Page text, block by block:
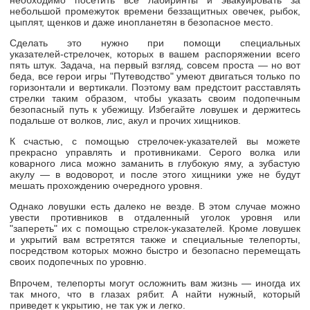
небольшой промежуток времени беззащитных овечек, рыбок,
цыплят, щенков и даже инопланетян в безопасное место.
Сделать это нужно при помощи специальных
указателей-стрелочек , которых в вашем распоряжении всего
пять штук. Задача, на первый взгляд, совсем проста — но вот
беда, все герои игры "Путеводство" умеют двигаться только по
горизонтали и вертикали. Поэтому вам предстоит расставлять
стрелки таким образом, чтобы указать своим подопечным
безопасный путь к убежищу. Избегайте ловушек и держитесь
подальше от волков, лис, акул и прочих хищников.
К счастью, с помощьюстрелочек-указателей вы можете
прекрасно управлять и противниками. Серого волка или
коварного лиса можно заманить в глубокую яму, а зубастую
акулу — в водоворот, и после этого хищники уже не будут
мешать прохождению очередного уровня.
Однако ловушки есть далеко не везде. В этом случае можно
увести противников в отдаленный уголок уровня или
"запереть" их с помощьюстрелок-указателей. Кроме ловушек
и укрытий вам встретятся также и специальные телепорты,
посредством которых можно быстро и безопасно перемещать
своих подопечных по уровню.
Впрочем, телепорты могут осложнить вам жизнь — иногда их
так много, что в глазах рябит. А найти нужный, который
приведет к укрытию, не так уж и легко.